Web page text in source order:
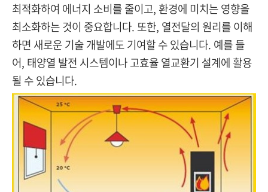
최적화하여 에너지 소비를 줄이고, 환경에 미치는 영향을
최소화하는 것이 중요합니다. 또한, 열전달의 원리를 이해
하면 새로운 기술 개발에도 기여할 수 있습니다. 예를 들
어, 태양열 발전 시스템이나 고효율 열교환기 설계에 활용
될 수 있습니다.